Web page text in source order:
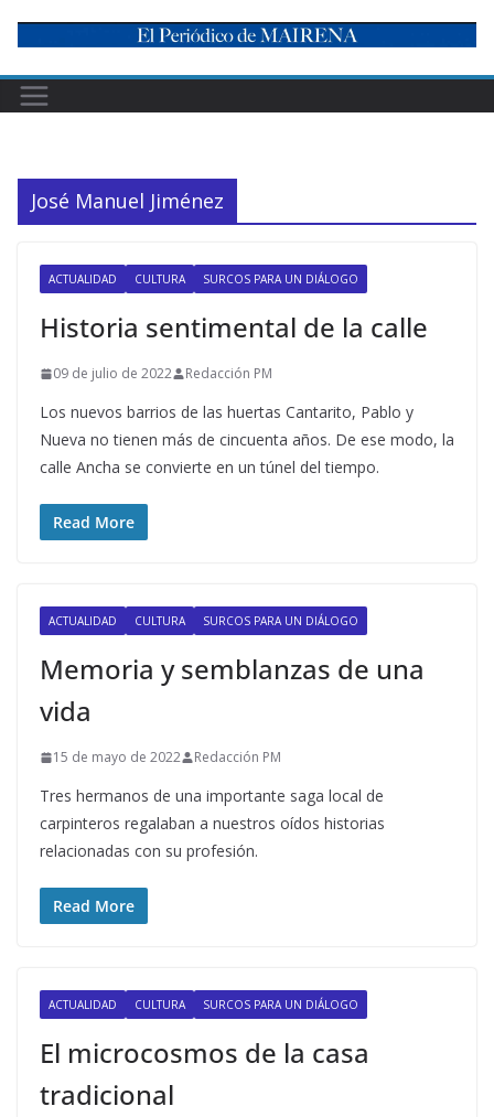
content
José Manuel Jiménez
ACTUALIDAD CULTURA SURCOS PARA UN DIÁLOGO
Historia sentimental de la calle
09 de julio de 2022 Redacción PM
Los nuevos barrios de las huertas Cantarito, Pablo y
Nueva no tienen más de cincuenta años. De ese modo, la
calle Ancha se convierte en un túnel del tiempo.
Read More
ACTUALIDAD CULTURA SURCOS PARA UN DIÁLOGO
Memoria y semblanzas de una
vida
15 de mayo de 2022 Redacción PM
Tres hermanos de una importante saga local de
carpinteros regalaban a nuestros oídos historias
relacionadas con su profesión.
Read More
ACTUALIDAD CULTURA SURCOS PARA UN DIÁLOGO
El microcosmos de la casa
tradicional